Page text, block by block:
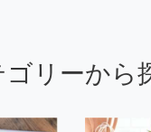
ゴリーから